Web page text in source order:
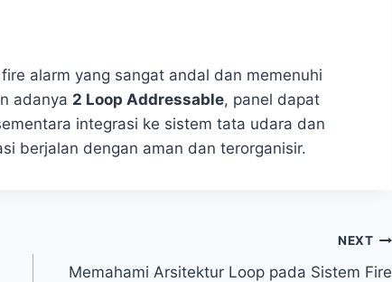
alarm yang sangat andal dan memenuhi
adanya 2 Loop Addressable, panel dapat
integrasi ke sistem tata udara dan
berjalan dengan aman dan terorganisir.
NEXT
Memahami Arsitektur Loop pada Sistem Fire